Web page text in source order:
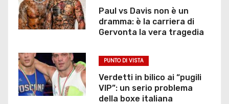
Paul vs Davis non è un
dramma: è la carriera di
Gervonta la vera tragedia
PUNTO DI VISTA
Verdetti in bilico ai “pugili
VIP”: un serio problema
della boxe italiana